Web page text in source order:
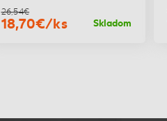
26,54€
18,70€/ks Skladom